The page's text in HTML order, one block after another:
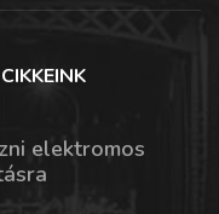
elektromos